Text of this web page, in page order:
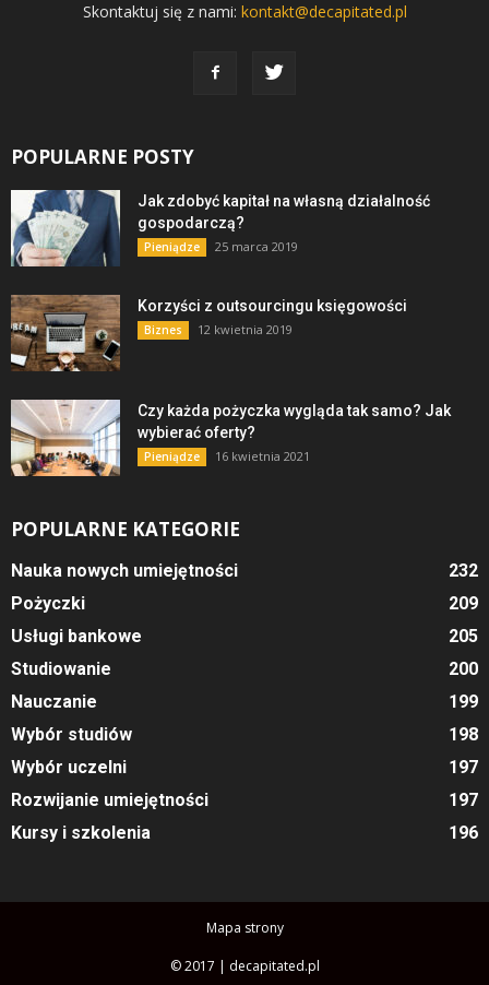
Skontaktuj się z nami: kontakt@decapitated.pl
POPULARNE POSTY
Jak zdobyć kapitał na własną działalność
gospodarczą?
Pieniądze 25 marca 2019
Korzyści z outsourcingu księgowości
Biznes 12 kwietnia 2019
Czy każda pożyczka wygląda tak samo? Jak
wybierać oferty?
Pieniądze 16 kwietnia 2021
POPULARNE KATEGORIE
Nauka nowych umiejętności
232
Pożyczki
209
Usługi bankowe
205
Studiowanie
200
Nauczanie
199
Wybór studiów
198
Wybór uczelni
197
Rozwijanie umiejętności
197
Kursy i szkolenia
196
Mapa strony
© 2017 | decapitated.pl